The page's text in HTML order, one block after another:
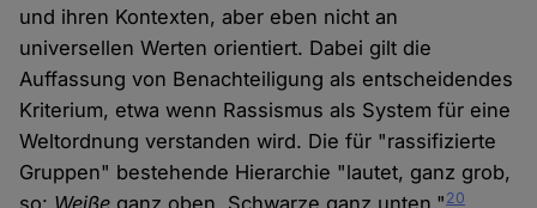
und ihren Kontexten, aber eben nicht an
universellen Werten orientiert. Dabei gilt die
Auffassung von Benachteiligung als entscheidendes
Kriterium, etwa wenn Rassismus als System für eine
Weltordnung verstanden wird. Die für "rassifizierte
Gruppen" bestehende Hierarchie "lautet, ganz grob,
20